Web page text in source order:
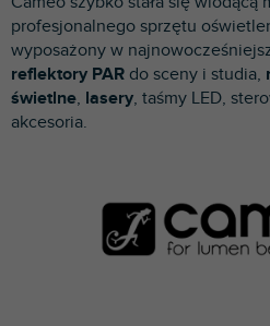
profesjonalnego sprzętu
wyposażony w
reflektory PAR do sceny i studia,
świetlne, lasery, taśmy LED,
akcesoria.
p
r
o
d
u
k